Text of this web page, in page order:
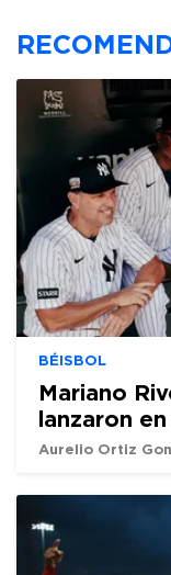
BÉISBOL
Mariano
lanzaron
Aurelio Ortiz